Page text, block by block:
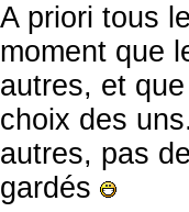
A priori tous
moment que
autres, et
choix des
autres, pas
gardés